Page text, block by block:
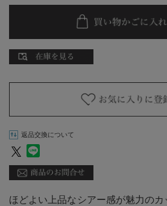
返品交換について
ほどよい上品なシアー感が魅力のカ